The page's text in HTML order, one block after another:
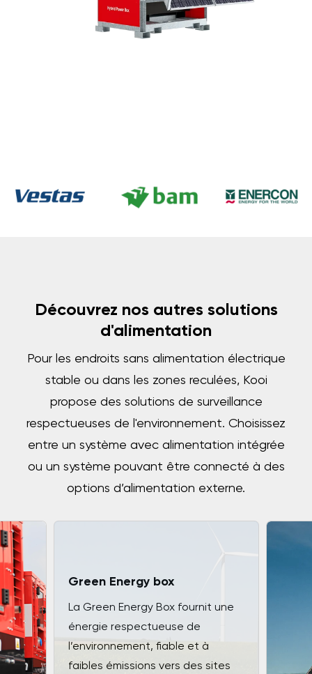
Découvrez nos autres solutions
d'alimentation
Pour les endroits sans alimentation électrique
stable ou dans les zones reculées, Kooi
propose des solutions de surveillance
respectueuses de l'environnement. Choisissez
entre un système avec alimentation intégrée
ou un système pouvant être connecté à des
options d’alimentation externe.
Green Energy box
La Green Energy Box fournit une
énergie respectueuse de
l’environnement, fiable et à
faibles émissions vers des sites